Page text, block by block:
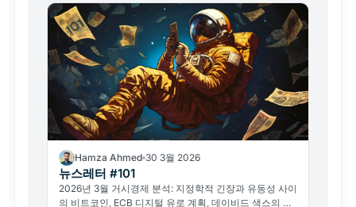
Hamza Ahmed 30 3월 2026
뉴스레터 #101
2026년 3월 거시경제 분석: 지정학적 긴장과 유동성 사이
의 비트코인, ECB 디지털 유로 계획, 데이비드 색스의 퇴